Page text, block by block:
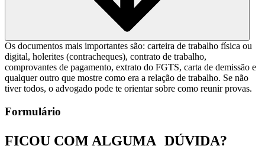
Os documentos mais importantes são: carteira de trabalho física ou
digital, holerites (contracheques), contrato de trabalho,
comprovantes de pagamento, extrato do FGTS, carta de demissão e
qualquer outro que mostre como era a relação de trabalho. Se não
tiver todos, o advogado pode te orientar sobre como reunir provas.
Formulário
FICOU COM ALGUMA DÚVIDA?